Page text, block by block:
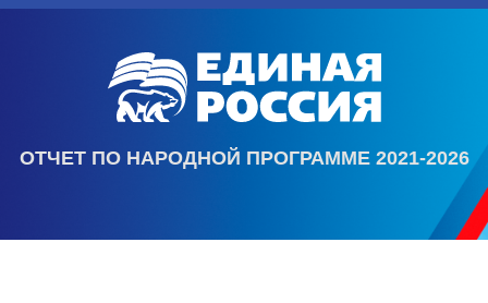
ОТЧЕТ ПО НАРОДНОЙ ПРОГРАММЕ 2021-2026